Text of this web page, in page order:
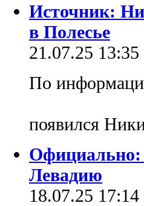
Источник:
в Полесье
21.07.25 13:35
По
появился
Официально:
Левадию
18.07.25 17:14